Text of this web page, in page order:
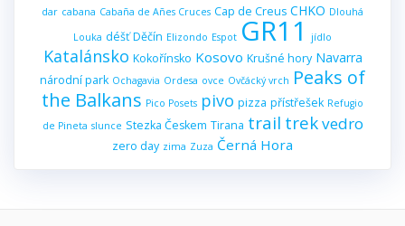
dar cabana Cabaña de Añes Cruces Cap de Creus CHKO Dlouhá
Louka déšť Děčín Elizondo Espot GR11 jídlo
Katalánsko Kokořínsko Kosovo Krušné hory Navarra
národní park Ochagavia Ordesa ovce Ovčácký vrch Peaks of
the Balkans Pico Posets pivo pizza přístřešek Refugio
de Pineta slunce Stezka Českem Tirana trail trekvedro
zero day zima Zuza Černá Hora